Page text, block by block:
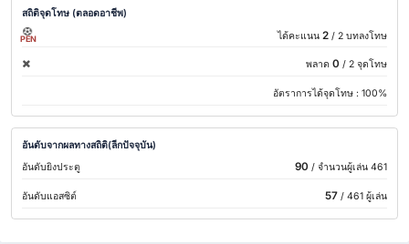
สถิติจุดโทษ (ตลอดอาชีพ)
PEN ได้คะแนน 2 / 2 บทลงโทษ
พลาด 0 / 2 จุดโทษ
อัตราการได้จุดโทษ : 100%
อันดับจากผลทางสถิติ(ลีกปัจจุบัน)
อันดับยิงประตู
90 / จำนวนผู้เล่น 461
อันดับแอสซิต์ 57/ 461 ผู้เล่น